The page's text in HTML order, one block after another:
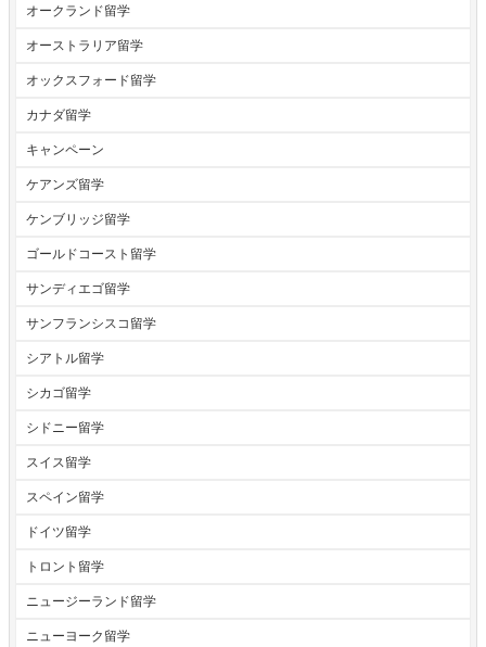
オークランド留学
オーストラリア留学
オックスフォード留学
カナダ留学
キャンペーン
ケアンズ留学
ケンブリッジ留学
ゴールドコースト留学
サンディエゴ留学
サンフランシスコ留学
シアトル留学
シカゴ留学
シドニー留学
スイス留学
スペイン留学
ドイツ留学
トロント留学
ニュージーランド留学
ニューヨーク留学